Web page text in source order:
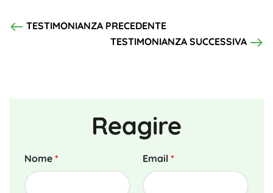
west TESTIMONIANZA PRECEDENTE
TESTIMONIANZA SUCCESSIVA east
Reagire
Nome * Email *